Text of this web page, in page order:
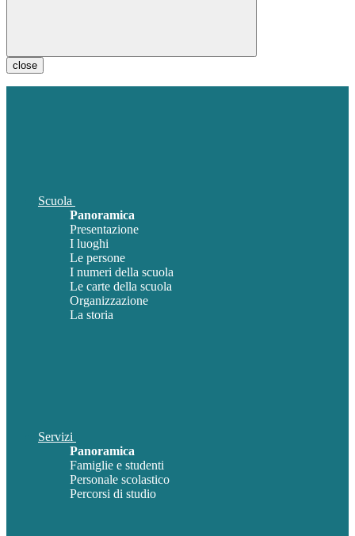
close
Scuola
Panoramica
Presentazione
I luoghi
Le persone
I numeri della scuola
Le carte della scuola
Organizzazione
La storia
Servizi
Panoramica
Famiglie e studenti
Personale scolastico
Percorsi di studio